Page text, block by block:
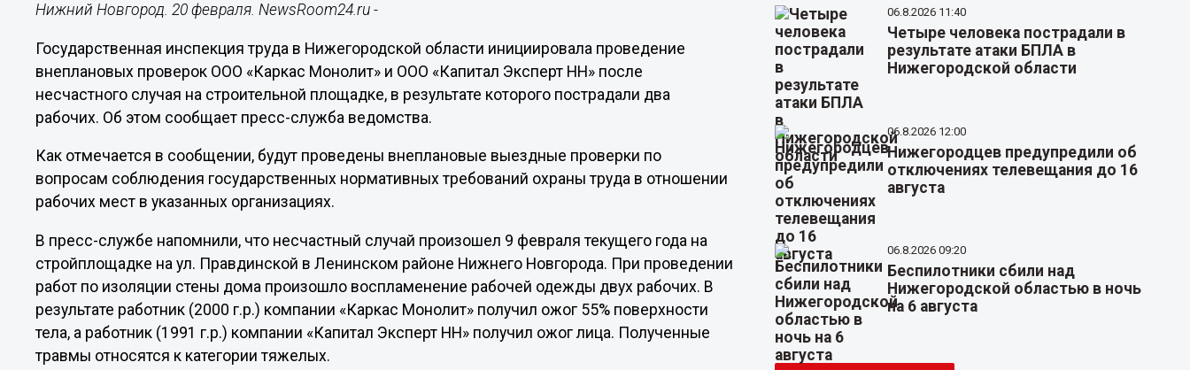
Нижний Новгород. 20 февраля. NewsRoom24.ru -
Государственная инспекция труда в Нижегородской области инициировала проведение
внеплановых проверок ООО «Каркас Монолит» и ООО «Капитал Эксперт НН» после
несчастного случая на строительной площадке, в результате которого пострадали два
рабочих. Об этом сообщает пресс-служба ведомства.
Как отмечается в сообщении, будут проведены внеплановые выездные проверки по
вопросам соблюдения государственных нормативных требований охраны труда в отношении
рабочих мест в указанных организациях.
В пресс-службе напомнили, что несчастный случай произошел 9 февраля текущего года на
стройплощадке на ул. Правдинской в Ленинском районе Нижнего Новгорода. При проведении
работ по изоляции стены дома произошло воспламенение рабочей одежды двух рабочих. В
результате работник (2000 г.р.) компании «Каркас Монолит» получил ожог 55% поверхности
тела, а работник (1991 г.р.) компании «Капитал Эксперт НН» получил ожог лица. Полученные
травмы относятся к категории тяжелых.
06.8.2026 11:40
Четыре человека пострадали в
результате атаки БПЛА в
Нижегородской области
06.8.2026 12:00
Нижегородцев предупредили об
отключениях телевещания до 16
августа
06.8.2026 09:20
Беспилотники сбили над
Нижегородской областью в ночь
на 6 августа